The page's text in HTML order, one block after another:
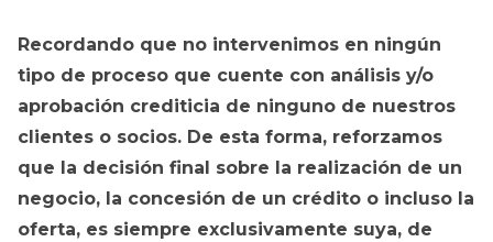
Recordando que no intervenimos en ningún
tipo de proceso que cuente con análisis y/o
aprobación crediticia de ninguno de nuestros
clientes o socios. De esta forma, reforzamos
que la decisión final sobre la realización de un
negocio, la concesión de un crédito o incluso la
oferta, es siempre exclusivamente suya, de